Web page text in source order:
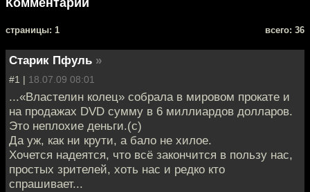
Комментарии
cтраницы: 1 всего: 36
Старик Пфуль »
#1 | 18.07.09 08:01
...«Властелин колец» собрала в мировом прокате и
на продажах DVD сумму в 6 миллиардов долларов.
Это неплохие деньги.(с)
Да уж, как ни крути, а бало не хилое.
Хочется надеятся, что всё закончится в пользу нас,
простых зрителей, хоть нас и редко кто
спрашивает...